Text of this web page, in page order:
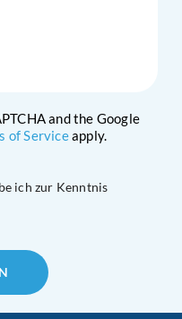
and the Google
of Serviceapply.
ich zur Kenntnis